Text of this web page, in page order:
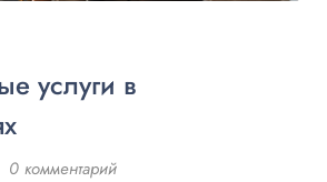
услуги в
0 комментарий